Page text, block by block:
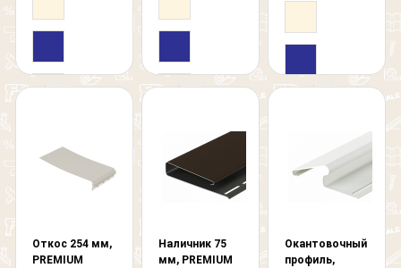
Откос 254 мм,
PREMIUM
Наличник 75
мм, PREMIUM
Окантовочный
профиль,